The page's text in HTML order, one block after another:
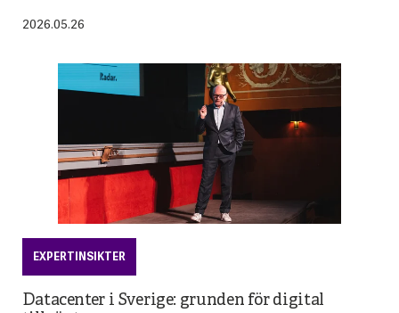
2026.05.26
EXPERTINSIKTER
Datacenter i Sverige: grunden för digital